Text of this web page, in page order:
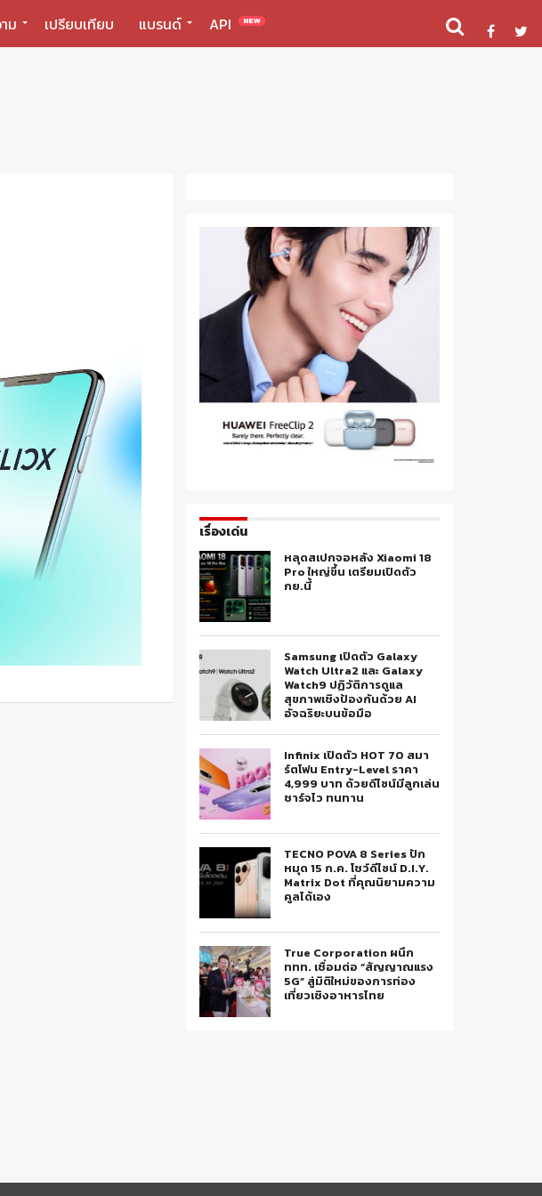
ม เปรียบเทียบ แบรนด์ API NEW
เรื่องเด่น
หลุดสเปกจอหลัง Xiaomi 18
Pro ใหญ่ขึ้น เตรียมเปิดตัว
กย.นี้
Samsung เปิดตัว Galaxy
Watch Ultra2 และ Galaxy
Watch9 ปฏิวัติการดูแล
สุขภาพเชิงป้องกันด้วย AI
อัจฉริยะบนข้อมือ
Infinix เปิดตัว HOT 70 สมา
ร์ตโฟน Entry-Level ราคา
4,999 บาท ด้วยดีไซน์มีลูกเล่น
ชาร์จไว ทนทาน
TECNO POVA 8 Series ปัก
หมุด 15 ก.ค. โชว์ดีไซน์ D.I.Y.
Matrix Dot ที่คุณนิยามความ
คูลได้เอง
True Corporation ผนึก
ททท. เชื่อมต่อ “สัญญาณแรง
5G” สู่มิติใหม่ของการท่อง
เที่ยวเชิงอาหารไทย